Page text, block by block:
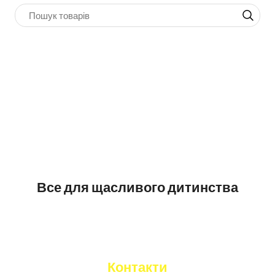
Все для щасливого дитинства
Контакти